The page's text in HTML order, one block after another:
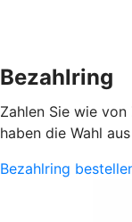
Bezahlring
Zahlen Sie wie
haben die Wahl
Bezahlring